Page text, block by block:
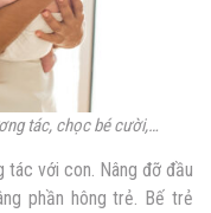
tác, chọc bé cười,…
với con. Nâng đỡ đầu
phần hông trẻ. Bế trẻ